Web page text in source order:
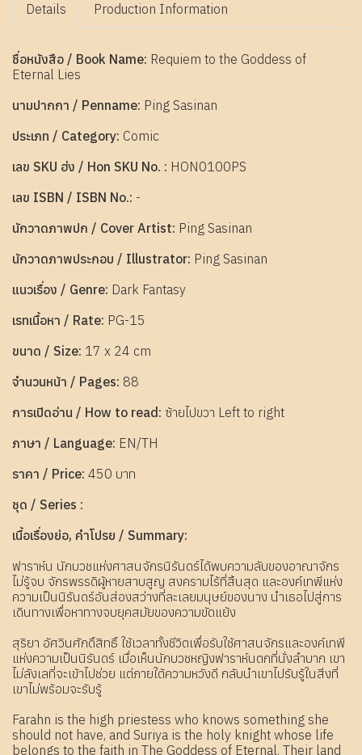
Details Production Information
ชื่อหนังสือ / Book Name: Requiem to the Goddess of
Eternal Lies
นามปากกา / Penname: Ping Sasinan
ประเภท / Category: Comic
เลข SKU ฮ่ง / Hon SKU No. : HON0100PS
เลข ISBN / ISBN No.: -
นักวาดภาพปก / Cover Artist: Ping Sasinan
นักวาดภาพประกอบ / Illustrator: Ping Sasinan
แนวเรื่อง / Genre: Dark Fantasy
เรทเนื้อหา / Rate: PG-15
ขนาด / Size: 17 x 24 cm
จำนวนหน้า / Pages: 88
การเปิดอ่าน / How to read: ซ้ายไปขวา Left to right
ภาษา / Language: EN/TH
ราคา / Price: 450 บาท
ชุด / Series :
เนื้อเรื่องย่อ, คำโปรย / Summary:
ฟาราห์น นักบวชแห่งศาสนจักรนิรันดร์ได้พบความลับของอาณาจักร
ไม่รู้จบ จักรพรรดิผู้หายสาบสูญ สงครามไร้ที่สิ้นสุด และองค์เทพีแห่ง
ความเป็นนิรันดร์อันส่องสว่างที่ละเลยมนุษย์ของนาง นำเธอไปสู่การ
เดินทางเพื่อหาทางจบยุคสมัยของความขัดแย้ง
สุริยา อัศวินศักดิ์สิทธิ์ ใช้เวลาทั้งชีวิตเพื่อรับใช้ศาสนจักรและองค์เทพี
แห่งความเป็นนิรันดร์ เมื่อเห็นนักบวชหญิงฟาราห์นตกที่นั่งลำบาก เขา
ไม่ลังเลที่จะเข้าไปช่วย แต่ภายใต้ความหวังดี กลับนำเขาไปรับรู้ในสิ่งที่
เขาไม่พร้อมจะรับรู้
Farahn is the high priestess who knows something she
should not have, and Suriya is the holy knight whose life
belongs to the faith in The Goddess of Eternal. Their land